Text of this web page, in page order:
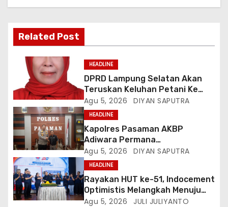
Related Post
HEADLINE
DPRD Lampung Selatan Akan
Teruskan Keluhan Petani Ke
Dinas Terkait, Minta Audit
Penyaluran Pupuk Bersubsidi Di
Desa Budi Lestari
Agu 5, 2026 DIYAN SAPUTRA
HEADLINE
Kapolres Pasaman AKBP
Adiwara Permana
Anggawisastra S.I.K. Sambut
Kedatangan Kepala Cakrawala
Tv Sumatera Barat
Agu 5, 2026 DIYAN SAPUTRA
HEADLINE
Rayakan HUT ke-51, Indocement
Optimistis Melangkah Menuju
Masa Depan Lebih Hijau
Agu 5, 2026 JULI JULIYANTO